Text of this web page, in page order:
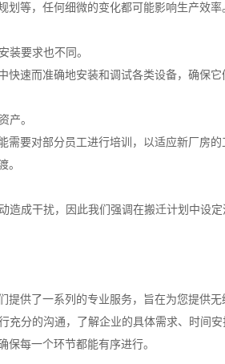
划等，任何细微的变化都可能影响生产效率
装要求也不同。
快速而准确地安装和调试各类设备，确保
产。
需要对部分员工进行培训，以适应新厂房的
。
造成干扰，因此我们强调在搬迁计划中设
提供了一系列的专业服务，旨在为您提供
充分的沟通，了解企业的具体需求、时间
每一个环节都能有序进行。